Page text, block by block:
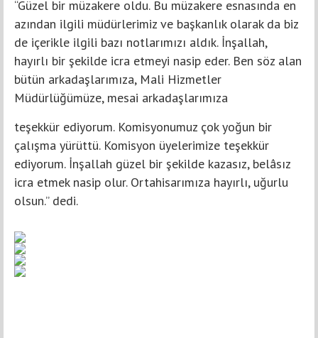
“Güzel bir müzakere oldu. Bu müzakere esnasında en
azından ilgili müdürlerimiz ve başkanlık olarak da biz
de içerikle ilgili bazı notlarımızı aldık. İnşallah,
hayırlı bir şekilde icra etmeyi nasip eder. Ben söz alan
bütün arkadaşlarımıza, Mali Hizmetler
Müdürlüğümüze, mesai arkadaşlarımıza
teşekkür ediyorum. Komisyonumuz çok yoğun bir
çalışma yürüttü. Komisyon üyelerimize teşekkür
ediyorum. İnşallah güzel bir şekilde kazasız, belâsız
icra etmek nasip olur. Ortahisarımıza hayırlı, uğurlu
olsun.” dedi.